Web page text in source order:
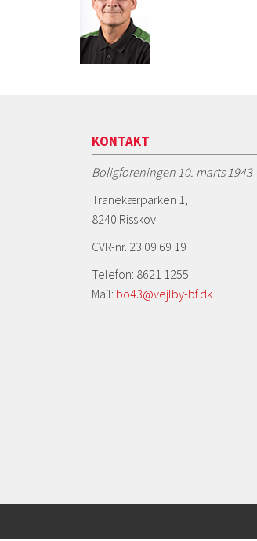
KONTAKT
Boligforeningen 10. marts 1943
Tranekærparken 1,
8240 Risskov
CVR-nr. 23 09 69 19
Telefon: 8621 1255
Mail: bo43@vejlby-bf.dk